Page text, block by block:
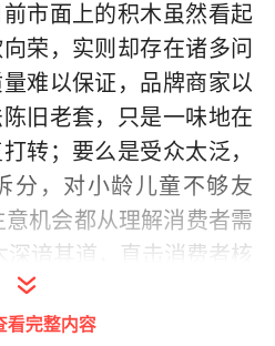
市面上的积木虽然看起
荣，实则却存在诸多问
难以保证，品牌商家以
旧老套，只是一味地在
转；要么是受众太泛，
分，对小龄儿童不够友
机会都从理解消费者需
深谙其道，直击消费者核
定位，以创新产品实现
看完整内容